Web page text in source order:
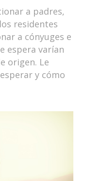
a padres,
residentes
a cónyuges e
espera varían
origen. Le
y cómo